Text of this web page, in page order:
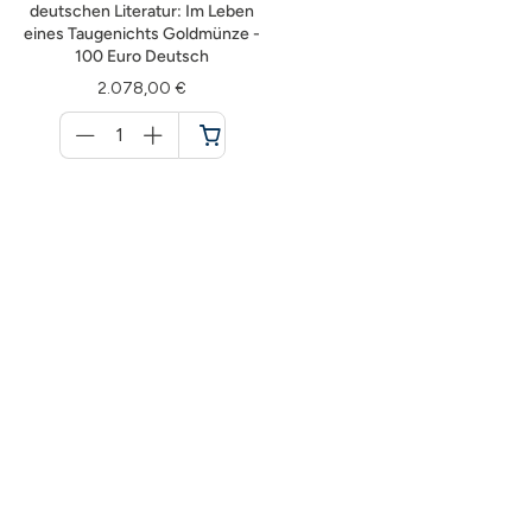
deutschen Literatur: Im Leben
eines Taugenichts Goldmünze -
100 Euro Deutsch
2.078,00 €
für
Warenkorb